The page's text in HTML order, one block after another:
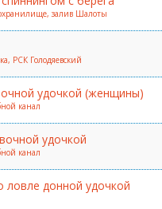
залив Шалоты
РСК Голодяевский
удочкой (женщины)
канал
удочкой
канал
ловле донной удочкой